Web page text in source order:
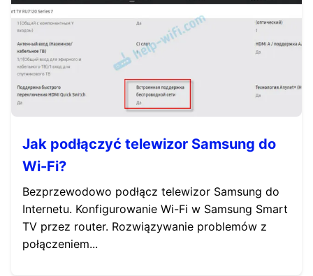
Jak podłączyć telewizor Samsung do
Wi-Fi?
Bezprzewodowo podłącz telewizor Samsung do
Internetu. Konfigurowanie Wi-Fi w Samsung Smart
TV przez router. Rozwiązywanie problemów z
połączeniem...